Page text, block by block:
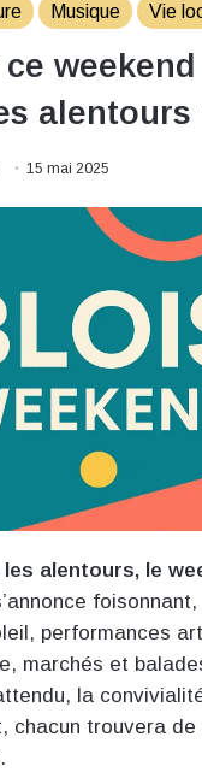
Musique Vie
alentours
15 mai 2025
alentours, le
performances
marchés et
la
chacun trouvera